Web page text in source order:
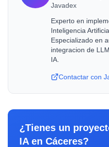
Javadex
Experto en
Inteligencia
Especializado en
integracion de
IA.
Contactar con
¿Tienes un
IAen Cáceres?